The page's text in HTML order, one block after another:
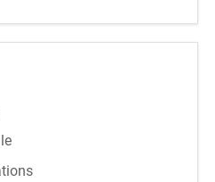
Parrucchiere/a part
all'interno di un punto
centro). Chi
e abilitazione
del mondo